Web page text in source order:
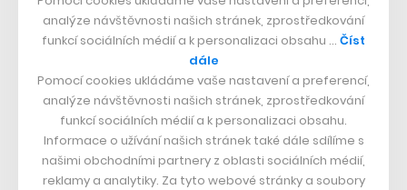
technologicky upraví tak, aby bylo možné využít více
identifikátorů, protože i podle nich by tak byl šlo o
„přívětivější a modernější“ řešení, ale zatím to možné
není. Nicméně například zmíněná In Karta Českých
drah funguje na fyzické kartě i v mobilní aplikaci
zároveň.
analýze návštěvnosti našich stránek, zprostředkování
funkcí sociálních médií a k personalizaci obsahu … Číst
dále
Pomocí cookies ukládáme vaše nastavení a preferencí,
analýze návštěvnosti našich stránek, zprostředkování
funkcí sociálních médií a k personalizaci obsahu.
Informace o užívání našich stránek také dále sdílíme s
našimi obchodními partnery z oblasti sociálních médií,
reklamy a analytiky. Za tyto webové stránky a soubory